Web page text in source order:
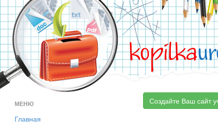
kopilka
МЕНЮ
Главная
Создайте Ваш сайт